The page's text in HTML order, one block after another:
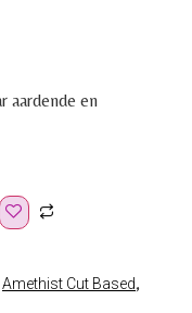
aardende en
Amethist Cut Based,